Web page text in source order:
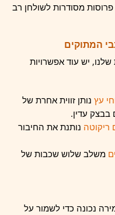
מסודרות לשולחן רב
המתוקים
יש עוד אפשרויות
עץ נותן זווית אחרת של
בבצק עדין.
ריקוטה נותנת את החיבור
משלב שלוש שכבות של
נכונה כדי לשמור על